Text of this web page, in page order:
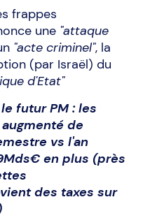
frappes
une "attaque
"acte criminel", la
(par Israël) du
d'Etat"
futur PM : les
de
vs l'an
en plus (près
des taxes sur